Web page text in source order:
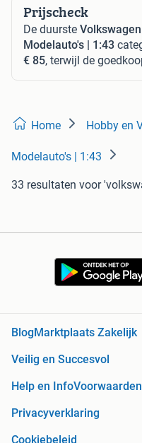
Prijscheck
De duurste
Modelauto's | 1:43
€ 85, terwijl de
Home Hobby en
Modelauto's | 1:43
33 resultaten voor
BlogMarktplaats Zakelijk
Veilig en Succesvol
Help en InfoVoorwaarden
Privacyverklaring
Cookiebeleid